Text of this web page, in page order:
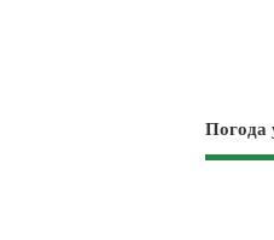
Погода